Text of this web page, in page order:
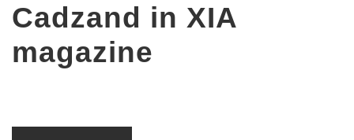
Cadzand in XIA
magazine